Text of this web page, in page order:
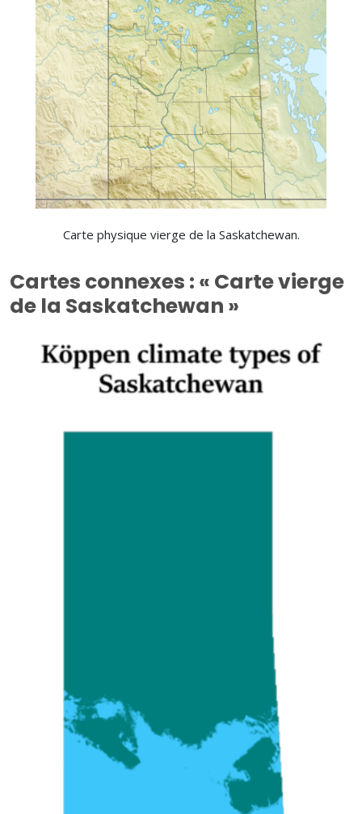
Carte physique vierge de la Saskatchewan.
Cartes connexes : « Carte vierge
de la Saskatchewan »